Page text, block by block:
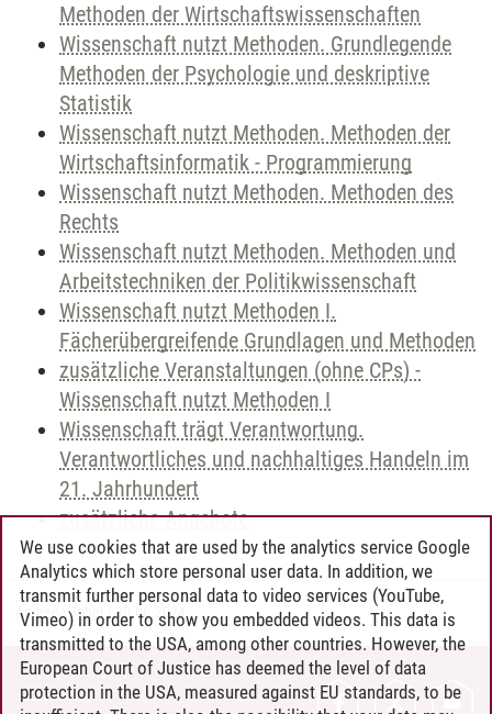
Methoden der Wirtschaftswissenschaften
Wissenschaft nutzt Methoden. Grundlegende
Methoden der Psychologie und deskriptive
Statistik
Wissenschaft nutzt Methoden. Methoden der
Wirtschaftsinformatik - Programmierung
Wissenschaft nutzt Methoden. Methoden des
Rechts
Wissenschaft nutzt Methoden. Methoden und
Arbeitstechniken der Politikwissenschaft
Wissenschaft nutzt Methoden I.
Fächerübergreifende Grundlagen und Methoden
zusätzliche Veranstaltungen (ohne CPs) -
Wissenschaft nutzt Methoden I
Wissenschaft trägt Verantwortung.
Verantwortliches und nachhaltiges Handeln im
21. Jahrhundert
zusätzliche Angebote
Andreea Tribel 30.06.2024
CONTACT
We use cookies that are used by the analytics service Google
Analytics which store personal user data. In addition, we
transmit further personal data to video services (YouTube,
Vimeo) in order to show you embedded videos. This data is
transmitted to the USA, among other countries. However, the
European Court of Justice has deemed the level of data
protection in the USA, measured against EU standards, to be